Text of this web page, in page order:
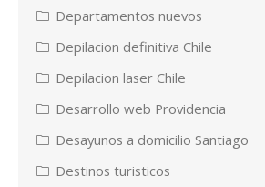
Departamentos nuevos
Depilacion definitiva Chile
Depilacion laser Chile
Desarrollo web Providencia
Desayunos a domicilio Santiago
Destinos turisticos